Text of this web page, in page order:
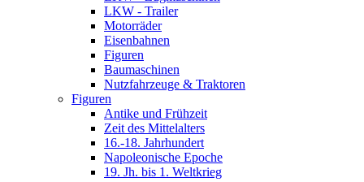
LKW - Trailer
Motorräder
Eisenbahnen
Figuren
Baumaschinen
Nutzfahrzeuge & Traktoren
Figuren
Antike und Frühzeit
Zeit des Mittelalters
16.-18. Jahrhundert
Napoleonische Epoche
19. Jh. bis 1. Weltkrieg